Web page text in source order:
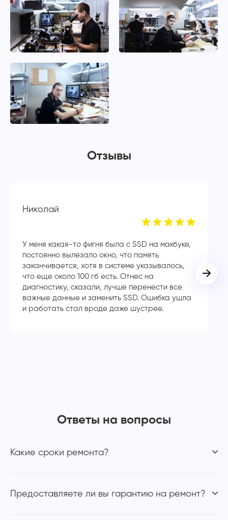
Отзывы
Николай
У меня какая-то фигня была с SSD на макбуке,
постоянно вылезало окно, что память
заканчивается, хотя в системе указывалось,
что еще около 100 гб есть. Отнес на
диагностику, сказали, лучше перенести все
важные данные и заменить SSD. Ошибка ушла
и работать стал вроде даже шустрее.
Ответы на вопросы
Какие сроки ремонта?
Предоставляете ли вы гарантию на ремонт?